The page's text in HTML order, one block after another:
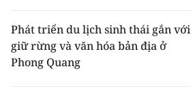
Phát triển du lịch sinh thái gắn với
giữ rừng và văn hóa bản địa ở
Phong Quang